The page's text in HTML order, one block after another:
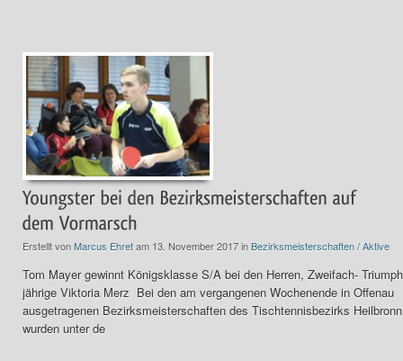
Erstellt vonMarcus Ehretam 13. November 2017 inBezirksmeisterschaften / Aktive
Tom Mayer gewinnt Königsklasse S/A bei den Herren, Zweifach-
jährige Viktoria Merz Bei den am vergangenen Wochenende in Offenau
ausgetragenen Bezirksmeisterschaften des Tischtennisbezirks Heilbronn
wurden unter de